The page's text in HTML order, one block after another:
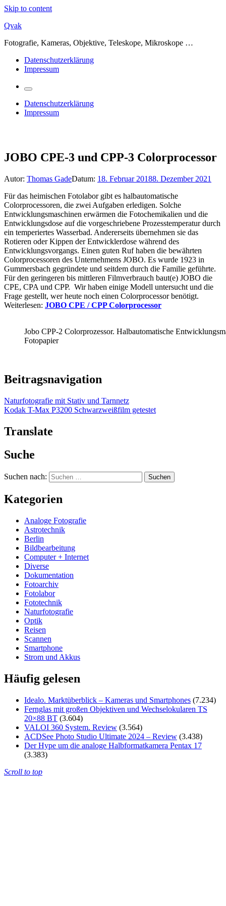
Skip to content
Qvak
Fotografie, Kameras, Objektive, Teleskope, Mikroskope …
Datenschutzerklärung
Impressum
Datenschutzerklärung
Impressum
JOBO CPE-3 und CPP-3 Colorprocessor
Autor: Thomas GadeDatum: 18. Februar 20188. Dezember 2021
Für das heimischen Fotolabor gibt es halbautomatische
Colorprocessoren, die zwei Aufgaben erledigen. Solche
Entwicklungsmaschinen erwärmen die Fotochemikalien und die
Entwicklungsdose auf die vorgeschriebene Prozesstemperatur durch
ein temperiertes Wasserbad. Andererseits übernehmen sie das
Rotieren oder Kippen der Entwicklerdose während des
Entwicklungsvorgangs. Einen guten Ruf haben die bewährten
Colorprocessoren des Unternehmens JOBO. Es wurde 1923 in
Gummersbach gegründete und seitdem durch die Familie geführte.
Für den geringeren bis mittleren Filmverbrauch baut(e) JOBO die
CPE, CPA und CPP. Wir haben einige Modell untersucht und die
Frage gestellt, wer heute noch einen Colorprocessor benötigt.
Weiterlesen: JOBO CPE / CPP Colorprocessor
Jobo CPP-2 Colorprozessor. Halbautomatische
Fotopapier
Beitragsnavigation
Naturfotografie mit Stativ und Tarnnetz
Kodak T-Max P3200 Schwarzweißfilm getestet
Translate
Suche
Suchen nach:
Kategorien
Analoge Fotografie
Astrotechnik
Berlin
Bildbearbeitung
Computer + Internet
Diverse
Dokumentation
Fotoarchiv
Fotolabor
Fototechnik
Naturfotografie
Optik
Reisen
Scannen
Smartphone
Strom und Akkus
Häufig gelesen
Idealo. Marktüberblick – Kameras und Smartphones (7.234)
Fernglas mit großen Objektiven und Wechselokularen TS
20×88 BT (3.604)
VALOI 360 System. Review (3.564)
ACDSee Photo Studio Ultimate 2024 – Review (3.438)
Der Hype um die analoge Halbformatkamera Pentax 17
(3.383)
Scroll to top